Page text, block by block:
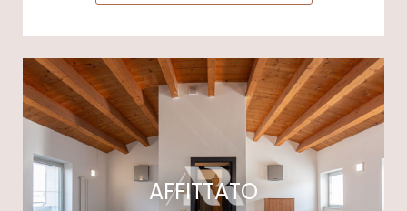
AFFITTATO